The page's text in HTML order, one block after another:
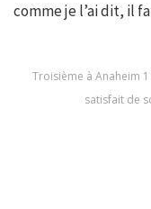
comme je l’ai dit, il
Troisième à Anaheim
satisfait de